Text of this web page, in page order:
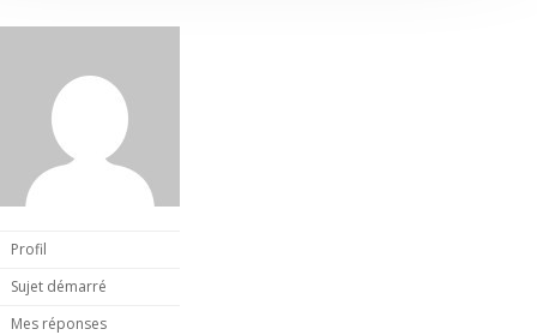
Profil
Sujet démarré
Mes réponses